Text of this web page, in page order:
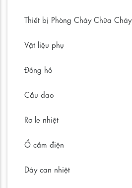
Thiết bị Phòng Cháy Chữa Cháy
Vật liệu phụ
Đồng hồ
Cầu dao
Rơ le nhiệt
Ổ cắm điện
Dây can nhiệt